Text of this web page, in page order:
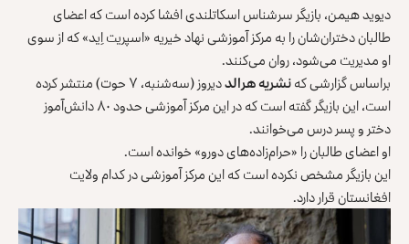
دیوید هیمن، بازیگر سرشناس اسکاتلندی افشا کرده است که اعضای
طالبان دختران‌شان را به مرکز آموزشی نهاد خیریه «اسپریت اِید» که از سوی
او مدیریت می‌شود، روان می‌کنند.
براساس گزارشی کهنشریه هرالد
دیروز (سه‌شنبه، ۷ حوت) منتشر کرده
است، این بازیگر گفته است که در این مرکز آموزشی حدود ۸۰ دانش‌آموز
دختر و پسر درس می‌خوانند.
او اعضای طالبان را «حرام‌زاده‌های دورو» خوانده است.
این بازیگر مشخص نکرده است که این مرکز آموزشی در کدام ولایت
افغانستان قرار دارد.